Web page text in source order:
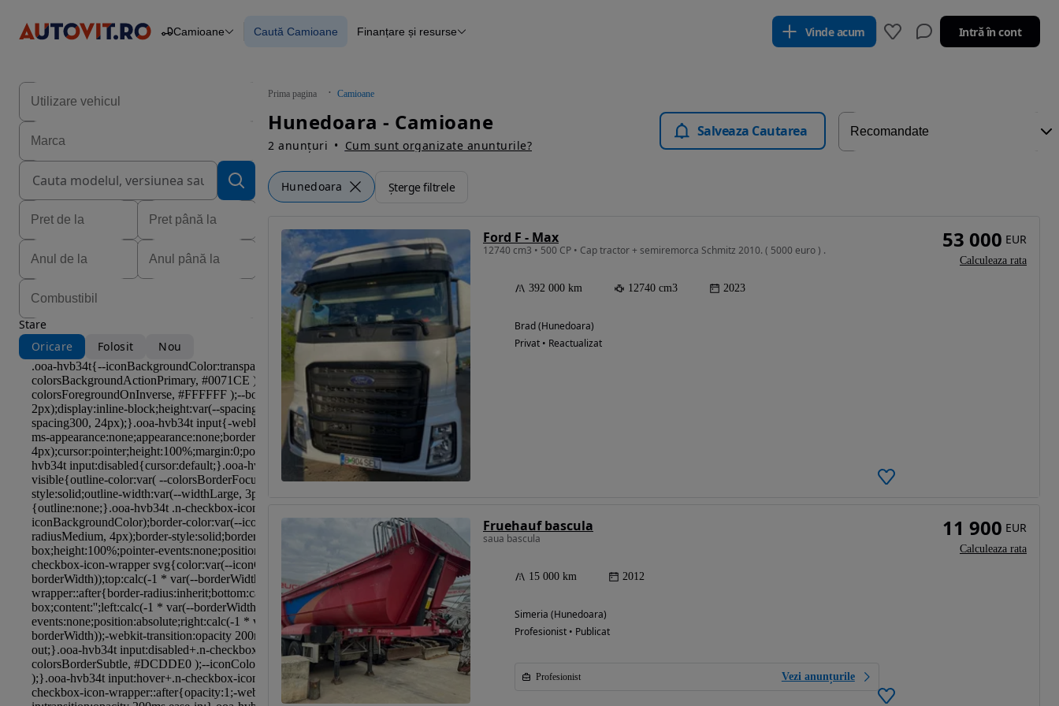
Autoturisme
Camioane Caută Camioane Finanțare și resurse Vinde acum Intră în cont
Prima pagina Camioane
Hunedoara - Camioane
2 anunțuri Cum sunt organizate anunturile?
Salveaza Cautarea
Hunedoara Șterge filtrele
Stare
Oricare
Folosit Nou
Ford F - Max
12740 cm3 • 500 CP • Cap tractor + semiremorca Schmitz 2010. ( 5000 euro ) .
392 000 km 12740 cm3 2023
Brad (Hunedoara)
Privat • Reactualizat
53 000 EUR
Calculeaza rata
Fruehauf bascula
saua bascula
15 000 km 2012
Simeria (Hunedoara)
Profesionist • Publicat
Profesionist Vezi anunțurile
11 900 EUR
Calculeaza rata